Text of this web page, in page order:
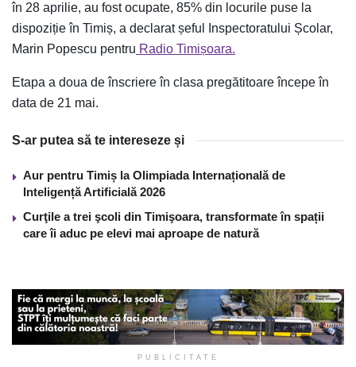
în 28 aprilie, au fost ocupate, 85% din locurile puse la
dispoziție în Timiș, a declarat șeful Inspectoratului Școlar,
Marin Popescu pentru Radio Timișoara.
Etapa a doua de înscriere în clasa pregătitoare începe în
data de 21 mai.
S-ar putea să te intereseze și
Aur pentru Timiș la Olimpiada Internațională de
Inteligență Artificială 2026
Curţile a trei şcoli din Timişoara, transformate în spații
care îi aduc pe elevi mai aproape de natură
PUBLICITATE